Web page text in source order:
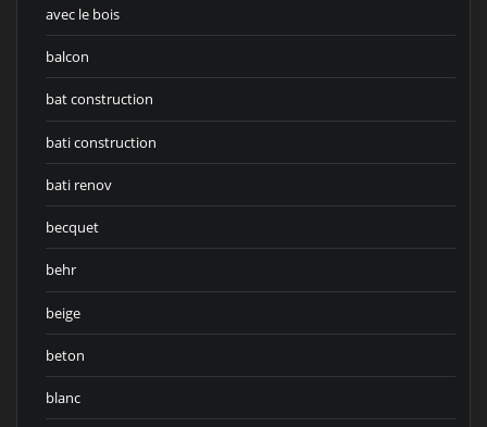
avec le bois
balcon
bat construction
bati construction
bati renov
becquet
behr
beige
beton
blanc